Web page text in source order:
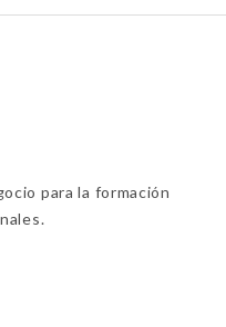
para la formación